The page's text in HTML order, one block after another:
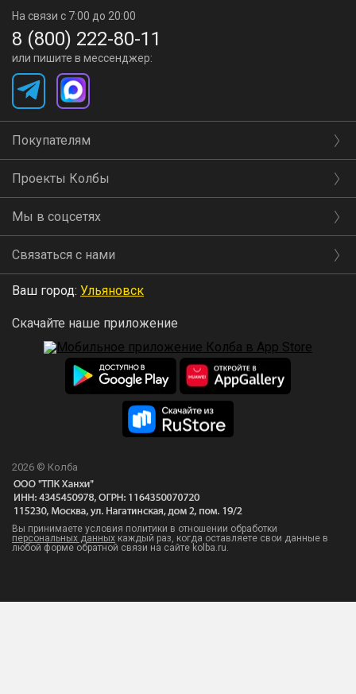
На связи с 7:00 до 20:00
8 (800) 222-80-11
или пишите в мессенджер:
Покупателям
Проекты Колбы
Мы в соцсетях
Связаться с нами
Ваш город: Ульяновск
Скачайте наше приложение
2026 © Колба
Вы принимаете условия политики в отношении обработки
персональных данных каждый раз, когда оставляете свои данные в
любой форме обратной связи на сайте kolba.ru.